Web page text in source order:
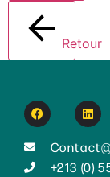
Retour
+213 (0)